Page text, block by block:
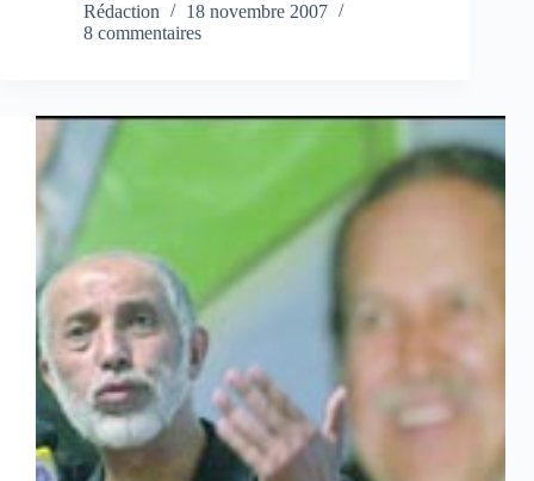
Rédaction
18 novembre 2007
8 commentaires